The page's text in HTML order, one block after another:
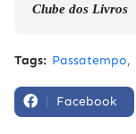
Clube dos Livros
Tags: Passatempo
Facebook